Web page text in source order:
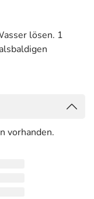
lösen. 1
vorhanden.